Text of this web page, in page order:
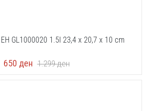
GL1000020 1.5l 23,4 x 20,7 x 10 cm
650 ден 1.299ден